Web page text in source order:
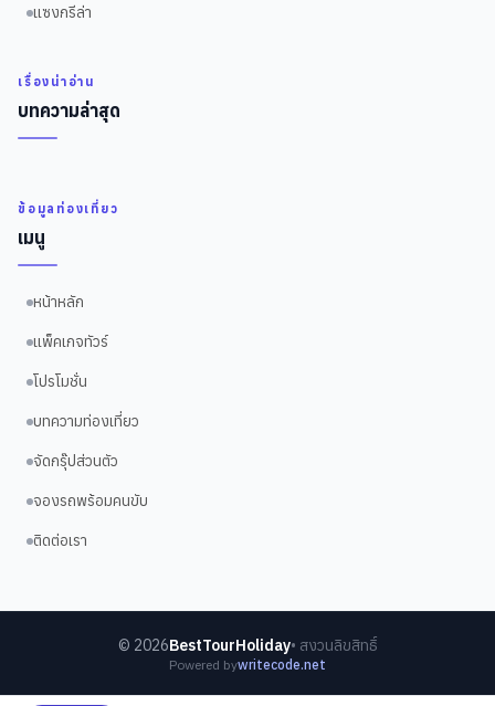
แซงกรีล่า
เรื่องน่าอ่าน
บทความล่าสุด
ข้อมูลท่องเที่ยว
เมนู
หน้าหลัก
แพ็คเกจทัวร์
โปรโมชั่น
บทความท่องเที่ยว
จัดกรุ๊ปส่วนตัว
จองรถพร้อมคนขับ
ติดต่อเรา
© 2026BestTourHoliday• สงวนลิขสิทธิ์
Powered bywritecode.net